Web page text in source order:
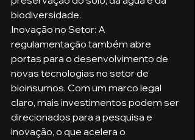
biodiversidade.
Inovação no Setor: A
regulamentação também abre
portas para o desenvolvimento de
novas tecnologias no setor de
bioinsumos. Com um marco legal
claro, mais investimentos podem ser
direcionados para a pesquisa e
inovação, o que acelera o